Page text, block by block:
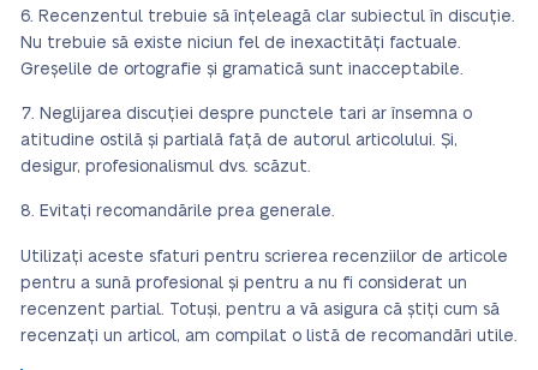
Recenzentul trebuie să înțeleagă clar subiectul în discuție.
Nu trebuie să existe niciun fel de inexactități factuale.
Greșelile de ortografie și gramatică sunt inacceptabile.
Neglijarea discuției despre punctele tari ar însemna o
atitudine ostilă și partială față de autorul articolului. Și,
desigur, profesionalismul dvs. scăzut.
Evitați recomandările prea generale.
Utilizați aceste sfaturi pentru scrierea recenziilor de articole
pentru a sună profesional și pentru a nu fi considerat un
recenzent partial. Totuși, pentru a vă asigura că știți cum să
recenzați un articol, am compilat o listă de recomandări utile.